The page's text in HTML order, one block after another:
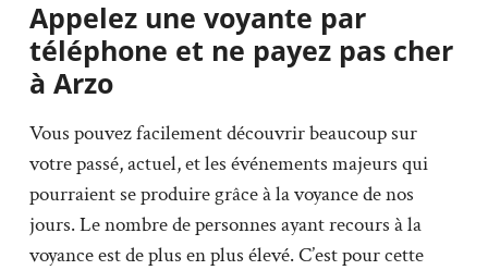
Appelez une voyante par
téléphone et ne payez pas cher
à Arzo
Vous pouvez facilement découvrir beaucoup sur
votre passé, actuel, et les événements majeurs qui
pourraient se produire grâce à la voyance de nos
jours. Le nombre de personnes ayant recours à la
voyance est de plus en plus élevé. C’est pour cette